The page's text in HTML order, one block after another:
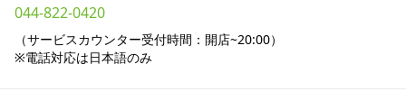
044-822-0420
（サービスカウンター受付時間：開店~20:00）
※電話対応は日本語のみ